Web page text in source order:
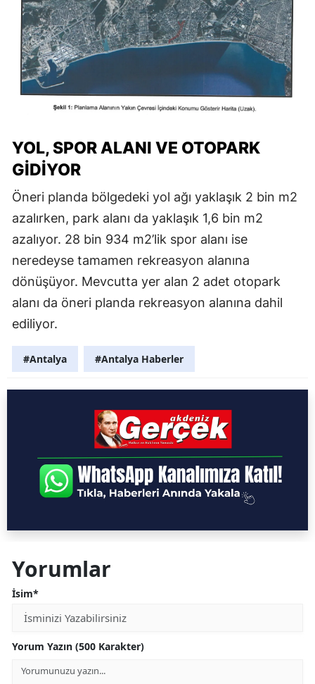
YOL, SPOR ALANI VE OTOPARK
GİDİYOR
Öneri planda bölgedeki yol ağı yaklaşık 2 bin m2
azalırken, park alanı da yaklaşık 1,6 bin m2
azalıyor. 28 bin 934 m2’lik spor alanı ise
neredeyse tamamen rekreasyon alanına
dönüşüyor. Mevcutta yer alan 2 adet otopark
alanı da öneri planda rekreasyon alanına dahil
ediliyor.
#Antalya #Antalya Haberler
Yorumlar
İsim*
Yorum Yazın (500 Karakter)